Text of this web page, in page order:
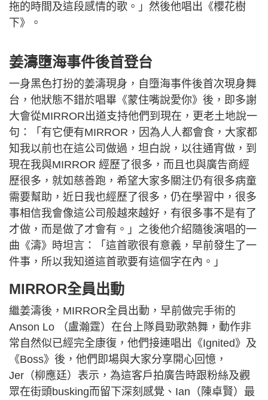
拖的時間及這段感情的歌。」然後他唱出《櫻花樹
下》。
姜濤墮海事件後首登台
一身黑色打扮的姜濤現身，自墮海事件後首次現身舞
台，他狀態不錯於唱畢《蒙住嘴說愛你》後，即多謝
大會從MIRROR出道支持他們到現在，更老土地說一
句：「有它便有MIRROR，因為人人都會食，大家都
知我以前也在這公司做過，坦白說，以往通宵做，到
現在我與MIRROR 經歷了很多，而且也與廣告商經
歷很多，就如慈善跑，希望大家多關注仍有很多病童
需要幫助，近日我也經歷了很多，仍在學習中，很多
事相信我會像這公司般越來越好，有很多事不是有了
才做，而是做了才會有。」之後他介紹隨後演唱的一
曲《濤》時坦言：「這首歌很有意義，早前發生了一
件事，所以我知道這首歌要有這個字在內。」
MIRROR全員出動
繼姜濤後，MIRROR全員出動，早前做完手術的
Anson Lo （盧瀚霆）在台上隊員勁歌熱舞，動作非
常自然似已經完全康復，他們接連唱出《Ignited》及
《Boss》後，他們即場與大家分享開心回憶，
Jer（柳應廷）表示，為這客戶拍廣告時跟粉絲及觀
眾在街頭busking而留下深刻感覺、Ian（陳卓賢）最